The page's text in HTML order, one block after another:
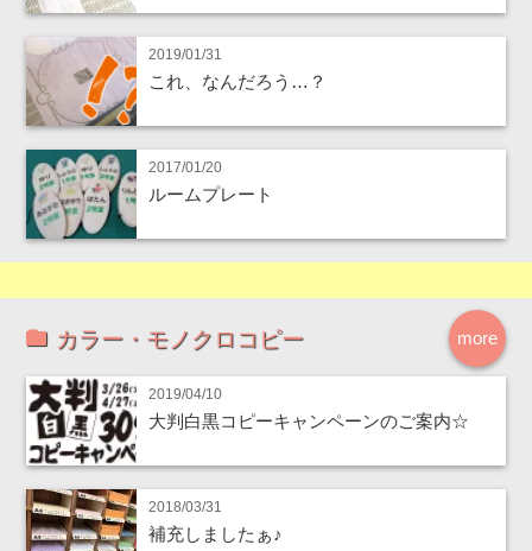
2019/01/31
これ、なんだろう…？
2017/01/20
ルームプレート
more
カラー・モノクロコピー
2019/04/10
大判白黒コピーキャンペーンのご案内☆
2018/03/31
補充しましたぁ♪